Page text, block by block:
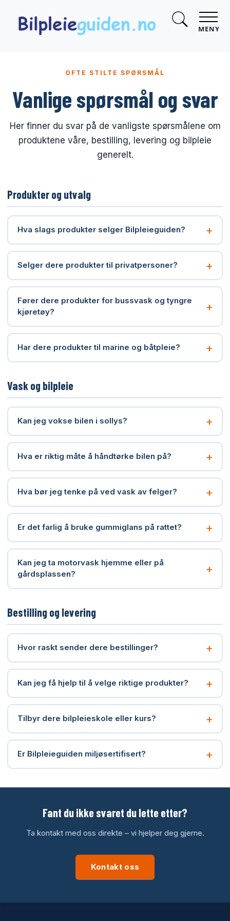
MENY
OFTE STILTE SPØRSMÅL
Vanlige spørsmål og svar
Her finner du svar på de vanligste spørsmålene om
produktene våre, bestilling, levering og bilpleie
generelt.
Produkter og utvalg
Hva slags produkter selger Bilpleieguiden? +
Selger dere produkter til privatpersoner? +
Fører dere produkter for bussvask og tyngre
kjøretøy?
+
Har dere produkter til marine og båtpleie? +
Vask og bilpleie
Kan jeg vokse bilen i sollys? +
Hva er riktig måte å håndtørke bilen på? +
Hva bør jeg tenke på ved vask av felger? +
Er det farlig å bruke gummiglans på rattet? +
Kan jeg ta motorvask hjemme eller på
gårdsplassen?
+
Bestilling og levering
Hvor raskt sender dere bestillinger? +
Kan jeg få hjelp til å velge riktige produkter? +
Tilbyr dere bilpleieskole eller kurs? +
Er Bilpleieguiden miljøsertifisert? +
Fant du ikke svaret du lette etter?
Ta kontakt med oss direkte – vi hjelper deg gjerne.
Kontakt oss